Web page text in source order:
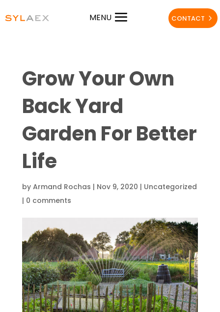
MENU CONTACT
Grow Your Own
Back Yard
Garden For Better
Life
by Armand Rochas | Nov 9, 2020 | Uncategorized
| 0 comments